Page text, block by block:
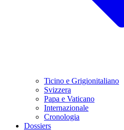
Ticino e Grigionitaliano
Svizzera
Papa e Vaticano
Internazionale
Cronologia
Dossiers